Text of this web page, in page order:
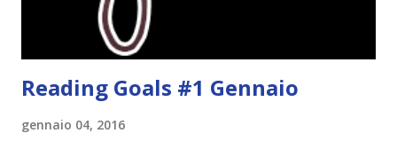
partecipare Per partecipare non dovete fare altro che
Reading Goals #1 Gennaio
gennaio 04, 2016